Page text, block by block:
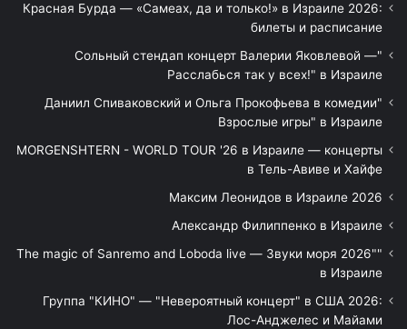
Красная Бурда — «Самеах, да и только!» в Израиле 2026:
билеты и расписание
"Сольный стендап концерт Валерии Яковлевой —
Расслабься так у всех!" в Израиле
"Даниил Спиваковский и Ольга Прокофьева в комедии
Взрослые игры" в Израиле
MORGENSHTERN - WORLD TOUR '26 в Израиле — концерты
в Тель-Авиве и Хайфе
Максим Леонидов в Израиле 2026
Александр Филиппенко в Израиле
"The magic of Sanremo and Loboda live — Звуки моря 2026"
в Израиле
Группа "КИНО" — "Невероятный концерт" в США 2026:
Лос-Анджелес и Майами